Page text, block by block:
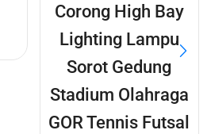
Corong High Bay
Lighting Lampu
Sorot Gedung
Stadium Olahraga
GOR Tennis Futsal